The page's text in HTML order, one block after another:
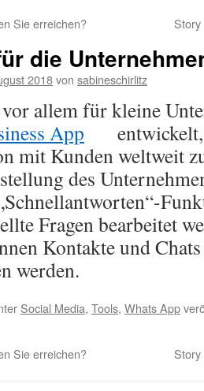
Sie erreichen?
die
2018von sabineschirlitz
allem für kleine
App entwickelt,
mit Kunden weltweit
des
Fragen bearbeitet
Kontakte und
werden.
Social Media, Tools, Whats App
Sie erreichen?